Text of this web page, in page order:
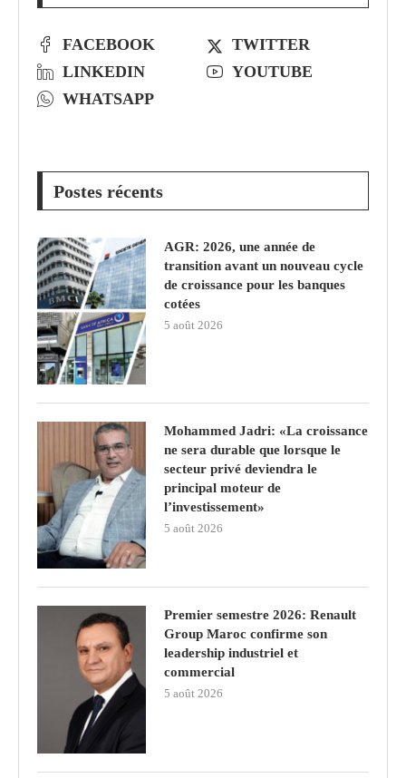
FACEBOOK
TWITTER
LINKEDIN
YOUTUBE
WHATSAPP
Postes récents
AGR: 2026, une année de
transition avant un nouveau cycle
de croissance pour les banques
cotées
5 août 2026
Mohammed Jadri: «La croissance
ne sera durable que lorsque le
secteur privé deviendra le
principal moteur de
l’investissement»
5 août 2026
Premier semestre 2026: Renault
Group Maroc confirme son
leadership industriel et
commercial
5 août 2026